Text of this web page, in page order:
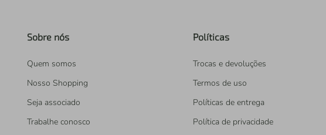
Sobre nós
Quem somos
Nosso Shopping
Seja associado
Trabalhe conosco
Políticas
Trocas e devoluções
Termos de uso
Políticas de entrega
Política de privacidade